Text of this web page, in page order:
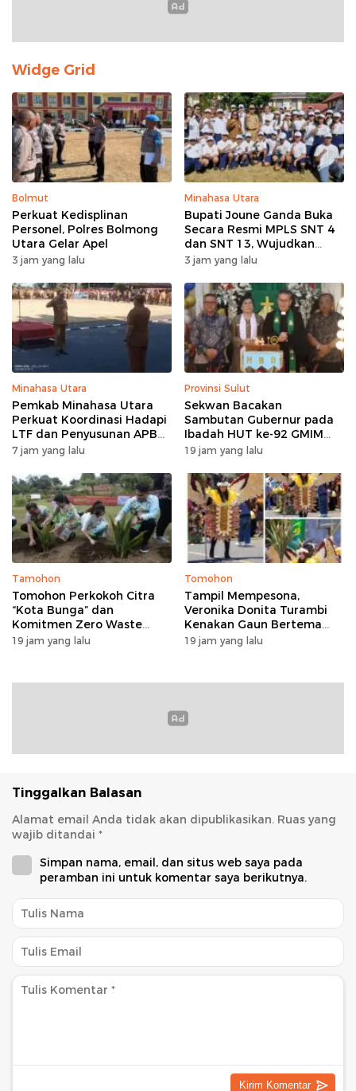
Widge Grid
Bolmut
Perkuat Kedisplinan
Personel, Polres Bolmong
Utara Gelar Apel
3 jam yang lalu
Minahasa Utara
Bupati Joune Ganda Buka
Secara Resmi MPLS SNT 4
dan SNT 13, Wujudkan
Sinergi Pendidikan Menuju
3 jam yang lalu
Minahasa Utara
Pemkab Minahasa Utara
Perkuat Koordinasi Hadapi
LTF dan Penyusunan APBD
2027 lewat Apel Bersama
7 jam yang lalu
Provinsi Sulut
Sekwan Bacakan
Sambutan Gubernur pada
Ibadah HUT ke-92 GMIM
Syalom Molas: Ajakan
Pembangunan
19 jam yang lalu
Tamohon
Tomohon Perkokoh Citra
“Kota Bunga” dan
Komitmen Zero Waste
lewat Penanaman Bunga
19 jam yang lalu
Tomohon
Tampil Mempesona,
Veronika Donita Turambi
Kenakan Gaun Bertema
Manguni di TOF 2026
19 jam yang lalu
Tinggalkan Balasan
Alamat email Anda tidak akan dipublikasikan. Ruas yang
wajib ditandai *
Simpan nama, email, dan situs web saya pada
peramban ini untuk komentar saya berikutnya.